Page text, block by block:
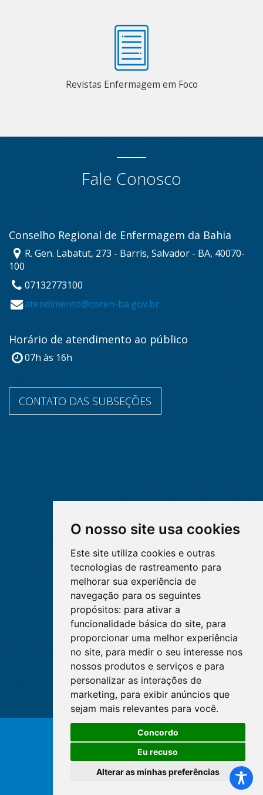
O nosso site usa cookies
Este site utiliza cookies e outras
tecnologias de rastreamento para
melhorar sua experiência de
navegação para os seguintes
propósitos: para ativar a
funcionalidade básica do site, para
proporcionar uma melhor experiência
no site, para medir o seu interesse nos
nossos produtos e serviços e para
personalizar as interações de
marketing, para exibir anúncios que
sejam mais relevantes para você.
Concordo
Eu recuso
Alterar as minhas preferências
Revistas Enfermagem em Foco
Fale Conosco
Conselho Regional de Enfermagem da Bahia
R. Gen. Labatut, 273 - Barris, Salvador - BA, 40070-
100
07132773100
atendimento@coren-ba.gov.br
Horário de atendimento ao público
07h às 16h
CONTATO DAS SUBSEÇÕES
© Copyright 2026 - Cofen/CORENs